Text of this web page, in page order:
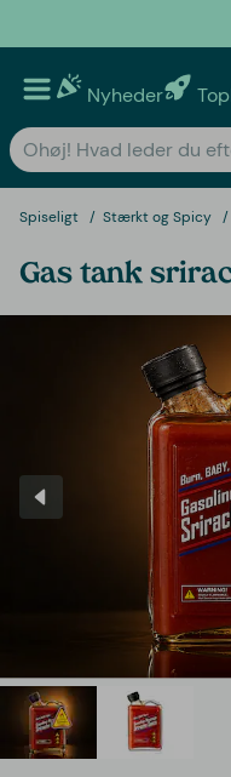
Nyheder
Spiseligt Stærkt og Spicy
Gas tank